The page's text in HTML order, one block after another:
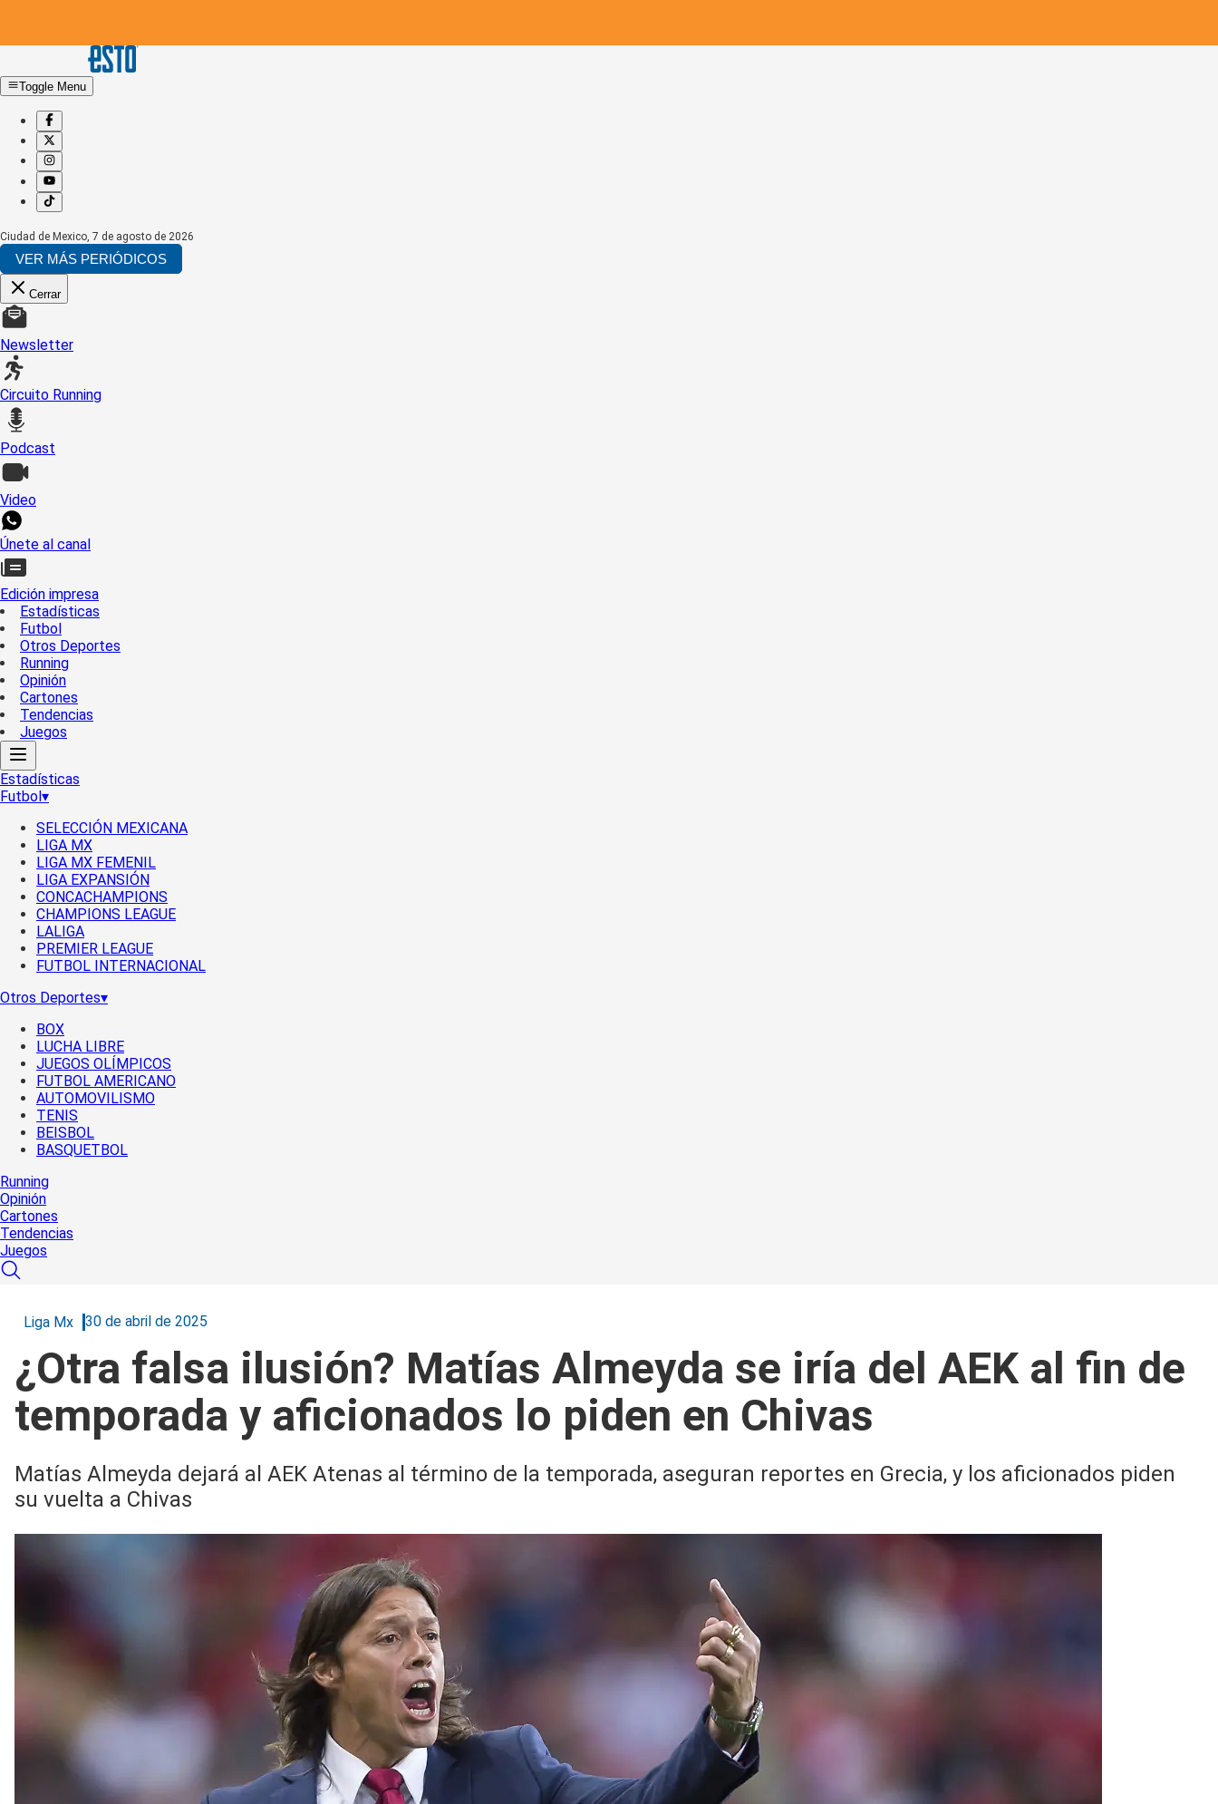
Toggle Menu
Ciudad de Mexico, 7 de agosto de 2026
VER MÁS PERIÓDICOS
Cerrar
Newsletter
Circuito Running
Podcast
Video
Únete al canal
Edición impresa
Estadísticas
Futbol
Otros Deportes
Running
Opinión
Cartones
Tendencias
Juegos
Estadísticas
Futbol▾
SELECCIÓN MEXICANA
LIGA MX
LIGA MX FEMENIL
LIGA EXPANSIÓN
CONCACHAMPIONS
CHAMPIONS LEAGUE
LALIGA
PREMIER LEAGUE
FUTBOL INTERNACIONAL
Otros Deportes▾
BOX
LUCHA LIBRE
JUEGOS OLÍMPICOS
FUTBOL AMERICANO
AUTOMOVILISMO
TENIS
BEISBOL
BASQUETBOL
Running
Opinión
Cartones
Tendencias
Juegos
Liga Mx 30 de abril de 2025
¿Otra falsa ilusión? Matías Almeyda se iría del AEK al fin de
temporada y aficionados lo piden en Chivas
Matías Almeyda dejará al AEK Atenas al término de la temporada, aseguran reportes en Grecia, y los aficionados piden
su vuelta a Chivas